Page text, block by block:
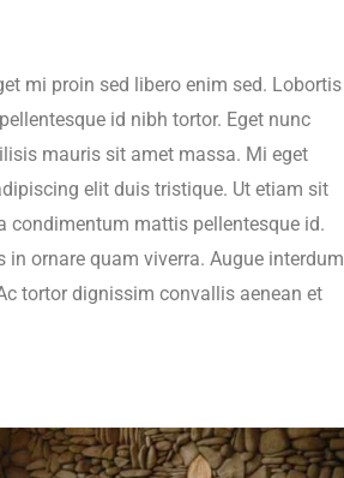
mi proin sed libero enim sed. Lobortis
id nibh tortor. Eget nunc
mauris sit amet massa. Mi eget
elit duis tristique. Ut etiam sit
condimentum mattis pellentesque id.
ornare quam viverra. Augue interdum
tortor dignissim convallis aenean et